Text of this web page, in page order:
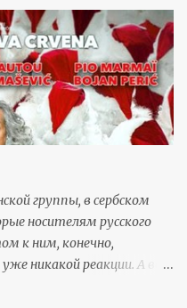
группы, в сербском
носителям русского
к ним, конечно,
никакой реакции. А вот